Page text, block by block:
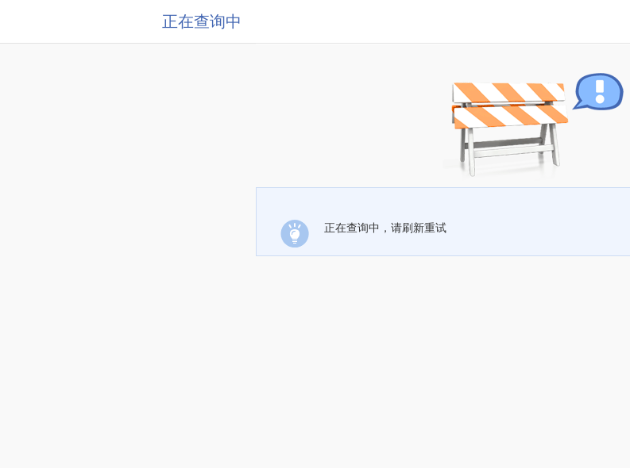
正在查询中
正在查询中，请刷新重试